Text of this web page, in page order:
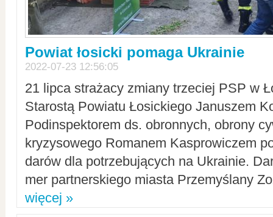
Powiat łosicki pomaga Ukrainie
2022-07-23 12:56:05
21 lipca strażacy zmiany trzeciej PSP w
Starostą Powiatu Łosickiego Januszem
Podinspektorem ds. obronnych, obrony
kryzysowego Romanem Kasprowiczem
darów dla potrzebujących na Ukrainie.
mer partnerskiego miasta Przemyślany
więcej »